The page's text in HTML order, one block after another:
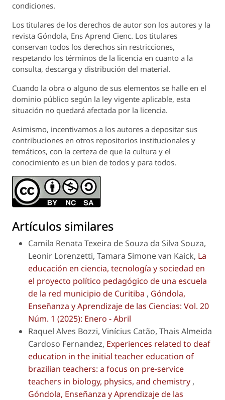
condiciones.
Los titulares de los derechos de autor son los autores y la
revista Góndola, Ens Aprend Cienc. Los titulares
conservan todos los derechos sin restricciones,
respetando los términos de la licencia en cuanto a la
consulta, descarga y distribución del material.
Cuando la obra o alguno de sus elementos se halle en el
dominio público según la ley vigente aplicable, esta
situación no quedará afectada por la licencia.
Asimismo, incentivamos a los autores a depositar sus
contribuciones en otros repositorios institucionales y
temáticos, con la certeza de que la cultura y el
conocimiento es un bien de todos y para todos.
Artículos similares
Camila Renata Texeira de Souza da Silva Souza,
Leonir Lorenzetti, Tamara Simone van Kaick, La
educación en ciencia, tecnología y sociedad en
el proyecto político pedagógico de una escuela
de la red municipio de Curitiba , Góndola,
Enseñanza y Aprendizaje de las Ciencias: Vol. 20
Núm. 1 (2025): Enero - Abril
Raquel Alves Bozzi, Vinícius Catão, Thais Almeida
Cardoso Fernandez, Experiences related to deaf
education in the initial teacher education of
brazilian teachers: a focus on pre-service
teachers in biology, physics, and chemistry ,
Góndola, Enseñanza y Aprendizaje de las